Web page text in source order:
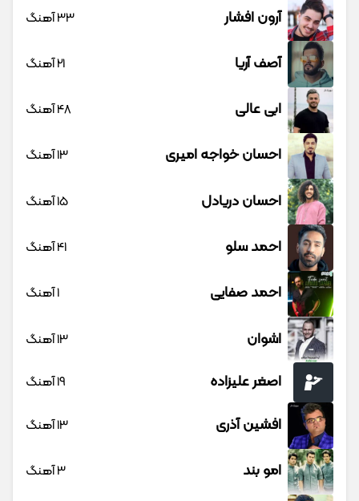
آرون افشار 33 آهنگ
آصف آریا 21 آهنگ
ابی عالی 48 آهنگ
احسان خواجه امیری 13 آهنگ
احسان دریادل 15 آهنگ
احمد سلو 41 آهنگ
احمد صفایی 1 آهنگ
اشوان 13 آهنگ
اصغر علیزاده 19 آهنگ
افشین آذری 13 آهنگ
امو بند 3 آهنگ